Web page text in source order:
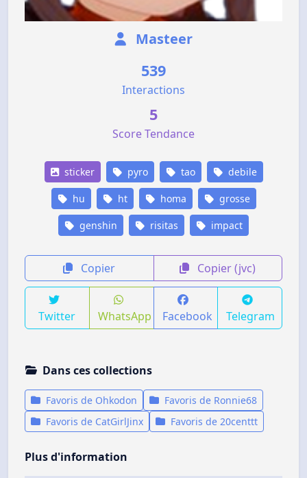
Masteer
539
Interactions
5
Score Tendance
sticker pyro tao debile
hu ht homa grosse
genshin risitas impact
Copier Copier (jvc)
Twitter WhatsApp Facebook Telegram
Dans ces collections
Favoris de Ohkodon
Favoris de Ronnie68
Favoris de CatGirlJinx
Favoris de 20centtt
Plus d'information